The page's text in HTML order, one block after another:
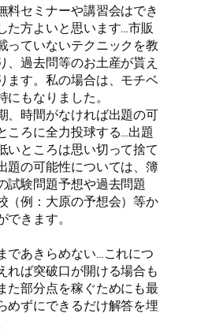
料セミナーや講習会はでき
た方よいと思います…市販
っていないテクニックを教
、過去問等のお土産が貰え
ます。私の場合は、モチベ
にもなりました。
、時間がなければ出題の可
ころに全力投球する…出題
いところは思い切って捨て
題の可能性については、簿
試験問題予想や過去問題
（例：大原の予想会）等か
できます。
であきらめない…これにつ
れば突破口が開ける場合も
た部分点を稼ぐためにも最
めずにできるだけ解答を埋